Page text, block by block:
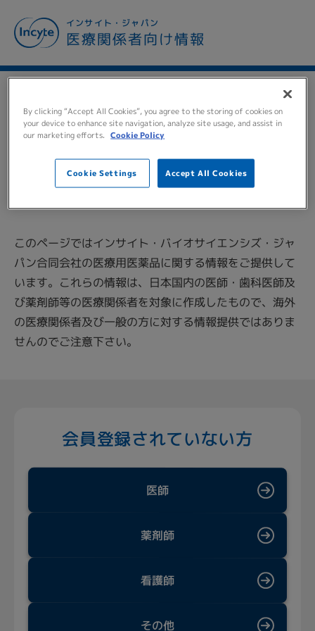
ン
インサイト・ジャパン
医療関係者向け情報
TO ALL MEDICAL
PERSONNEL医療関係者の
皆様へ
このページではインサイト・バイオサイエンシズ・ジャ
パン合同会社の医療用医薬品に関する情報をご提供して
います。これらの情報は、日本国内の医師・歯科医師及
び薬剤師等の医療関係者を対象に作成したもので、海外
の医療関係者及び一般の方に対する情報提供ではありま
せんのでご注意下さい。
会員登録されていない方
医師
薬剤師
看護師
その他
By clicking “Accept All Cookies”, you agree to the storing of cookies on
your device to enhance site navigation, analyze site usage, and assist in
our marketing efforts. Cookie Policy
Cookie Settings Accept All Cookies